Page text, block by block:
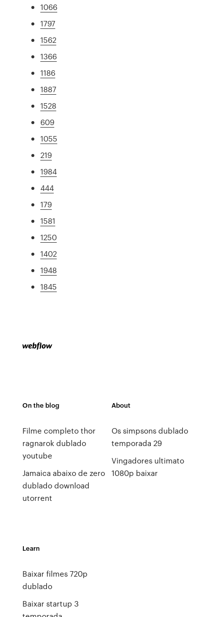
1066
1797
1562
1366
1186
1887
1528
609
1055
219
1984
444
179
1581
1250
1402
1948
1845
On the blog
Filme completo thor
ragnarok dublado
youtube
Jamaica abaixo de zero
dublado download
utorrent
About
Os simpsons dublado
temporada 29
Vingadores ultimato
1080p baixar
Learn
Baixar filmes 720p
dublado
Baixar startup 3